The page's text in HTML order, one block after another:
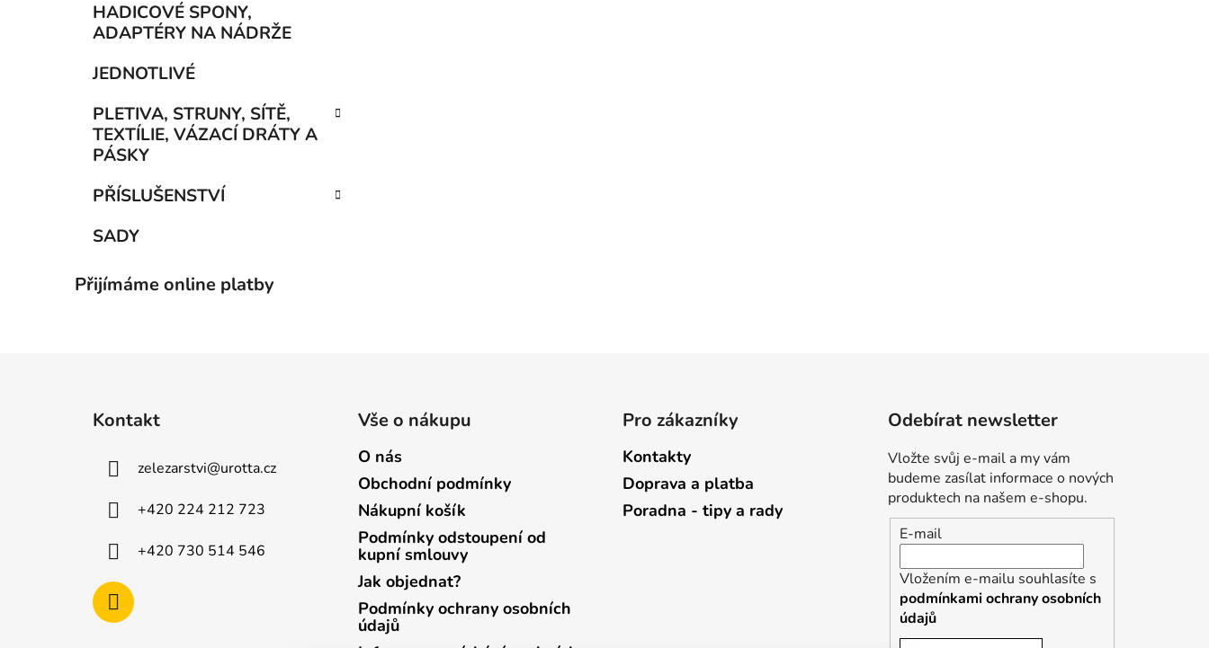
HADICOVÉ SPONY,
ADAPTÉRY NA NÁDRŽE
JEDNOTLIVÉ
PLETIVA, STRUNY, SÍTĚ,
TEXTÍLIE, VÁZACÍ DRÁTY A
PÁSKY
PŘÍSLUŠENSTVÍ
SADY
Přijímáme online platby
Kontakt
zelezarstvi@urotta.cz
+420 224 212 723
+420 730 514 546
Vše o nákupu
O nás
Obchodní podmínky
Nákupní košík
Podmínky odstoupení od
kupní smlouvy
Jak objednat?
Podmínky ochrany osobních
údajů
Pro zákazníky
Kontakty
Doprava a platba
Poradna - tipy a rady
Odebírat newsletter
Vložte svůj e-mail a my vám
budeme zasílat informace o nových
produktech na našem e-shopu.
E-mail
Vložením e-mailu souhlasíte s
podmínkami ochrany osobních
údajů